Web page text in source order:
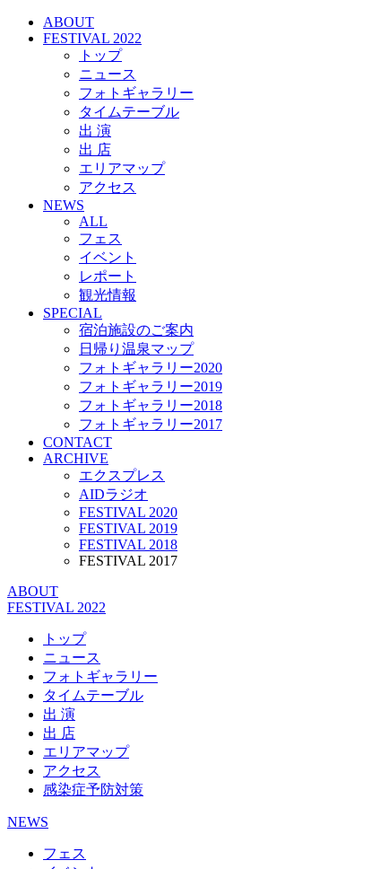
ABOUT
FESTIVAL 2022
トップ
ニュース
フォトギャラリー
タイムテーブル
出 演
出 店
エリアマップ
アクセス
NEWS
ALL
フェス
イベント
レポート
観光情報
SPECIAL
宿泊施設のご案内
日帰り温泉マップ
フォトギャラリー2020
フォトギャラリー2019
フォトギャラリー2018
フォトギャラリー2017
CONTACT
ARCHIVE
エクスプレス
AIDラジオ
FESTIVAL 2020
FESTIVAL 2019
FESTIVAL 2018
FESTIVAL 2017
ABOUT
FESTIVAL 2022
トップ
ニュース
フォトギャラリー
タイムテーブル
出 演
出 店
エリアマップ
アクセス
感染症予防対策
NEWS
フェス